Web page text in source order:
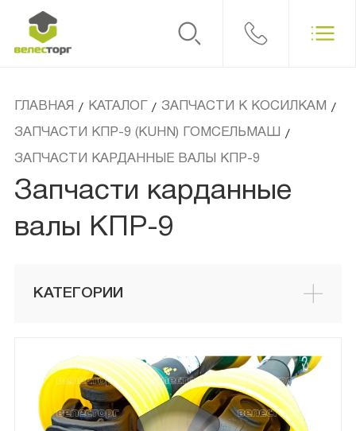
ГЛАВНАЯ / КАТАЛОГ / ЗАПЧАСТИ К КОСИЛКАМ /
ЗАПЧАСТИ КПР-9 (KUHN) ГОМСЕЛЬМАШ /
ЗАПЧАСТИ КАРДАННЫЕ ВАЛЫ КПР-9
Запчасти карданные
валы КПР-9
КАТЕГОРИИ